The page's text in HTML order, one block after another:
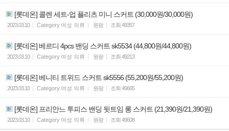
[롯데온] 콜렌 세트-업 플리츠 미니 스커트 (30,000원/30,000원)
2023.03.10 Category 여성 의류 원팡 조회 49357
[롯데온] 베르디 4pcs 밴딩 스커트 sk5534 (44,800원/44,800원)
2023.03.10 Category 여성 의류 원팡 조회 49213
[롯데온] 베니티 트위드 스커트 sk5556 (55,200원/55,200원)
2023.03.10 Category 여성 의류 원팡 조회 49665
[롯데온] 프리안느 투피스 밴딩 뒷트임 롱 스커트 (21,390원/21,390원)
2023.03.10 Category 여성 의류 원팡 조회 49608